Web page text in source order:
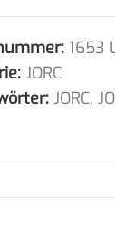
1653
JORC
JORC,